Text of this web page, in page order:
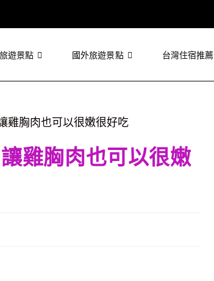
遊景點 國外旅遊景點 台灣住宿推薦
雞胸肉也可以很嫩